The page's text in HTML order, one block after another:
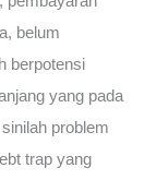
belum
berpotensi
yang pada
problem
trap yang